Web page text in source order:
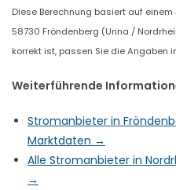
Diese Berechnung basiert auf
58730 Fröndenberg (Unna /
korrekt ist, passen Sie die Angaben
Weiterführende
Stromanbieter in
Marktdaten →
Alle Stromanbieter in
→